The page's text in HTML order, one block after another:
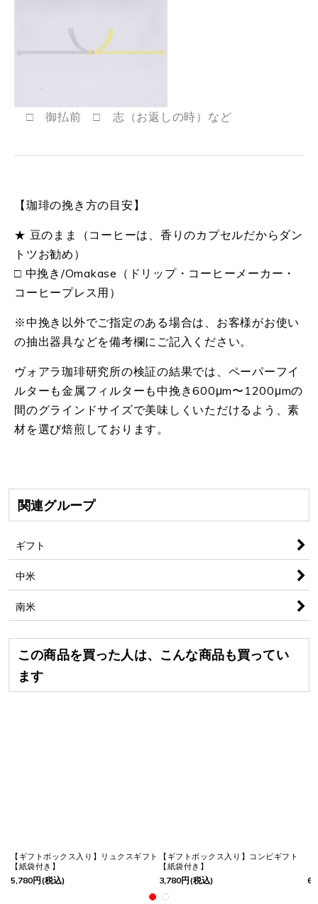
□ 御払前 □ 志（お返しの時）など
【珈琲の挽き方の目安】
★ 豆のまま（コーヒーは、香りのカプセルだからダン
トツお勧め）
□ 中挽き/Omakase（ドリップ・コーヒーメーカー・
コーヒープレス用）
※中挽き以外でご指定のある場合は、お客様がお使い
の抽出器具などを備考欄にご記入ください。
ヴォアラ珈琲研究所の検証の結果では、ペーパーフイ
ルターも金属フィルターも中挽き600μm〜1200μmの
間のグラインドサイズで美味しくいただけるよう、素
材を選び焙煎しております。
関連グループ
ギフト
中米
南米
この商品を買った人は、こんな商品も買ってい
ます
【ギフトボックス入り】リュクスギフト
【紙袋付き】
5,780円(税込)
【ギフトボックス入り】コンビギフト
【紙袋付き】
3,780円(税込)